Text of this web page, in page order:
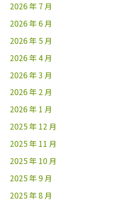
2026 年 7 月
2026 年 6 月
2026 年 5 月
2026 年 4 月
2026 年 3 月
2026 年 2 月
2026 年 1 月
2025 年 12 月
2025 年 11 月
2025 年 10 月
2025 年 9 月
2025 年 8 月